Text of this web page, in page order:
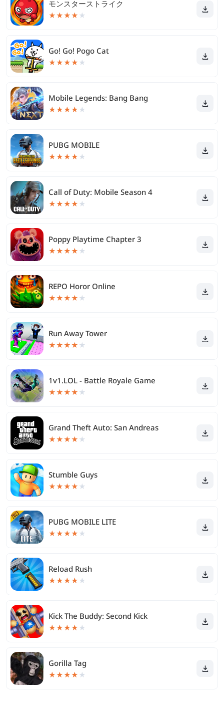
モンスターストライク
★★★★ ★
Go! Go! Pogo Cat
★★★★ ★
Mobile Legends: Bang Bang
★★★★ ★
PUBG MOBILE
★★★★ ★
Call of Duty: Mobile Season 4
★★★★ ★
Poppy Playtime Chapter 3
★★★★ ★
REPO Horor Online
★★★★ ★
Run Away Tower
★★★★ ★
1v1.LOL - Battle Royale Game
★★★★ ★
Grand Theft Auto: San Andreas
★★★★ ★
Stumble Guys
★★★★ ★
PUBG MOBILE LITE
★★★★ ★
Reload Rush
★★★★ ★
Kick The Buddy: Second Kick
★★★★ ★
Gorilla Tag
★★★★ ★